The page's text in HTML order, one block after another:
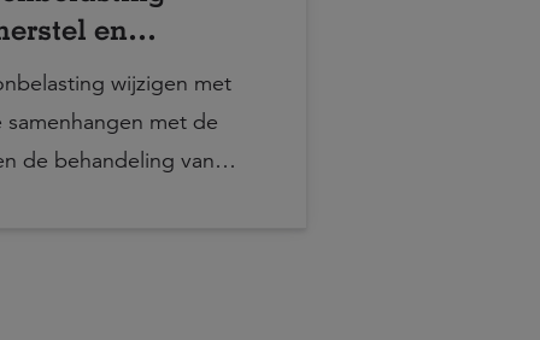
en
wijzigen met
met de
de behandeling van